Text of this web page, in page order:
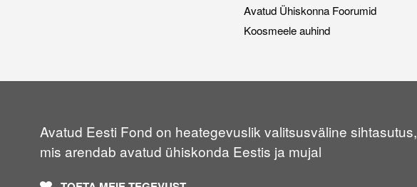
Avatud Ühiskonna Foorumid
Koosmeele auhind
Avatud Eesti Fond on heategevuslik valitsusväline sihtasutus,
mis arendab avatud ühiskonda Eestis ja mujal